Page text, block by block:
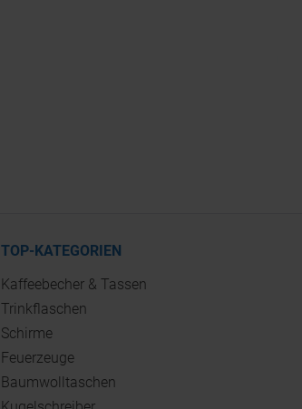
TOP-KATEGORIEN
Kaffeebecher & Tassen
Trinkflaschen
Schirme
Feuerzeuge
Baumwolltaschen